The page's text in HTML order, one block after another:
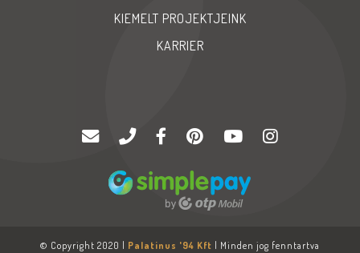
KIEMELT PROJEKTJEINK
KARRIER
© Copyright 2020 | Palatinus '94 Kft | Minden jog fenntartva